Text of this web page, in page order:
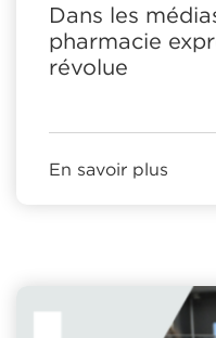
Dans les
pharmacie
révolue
En savoir plus